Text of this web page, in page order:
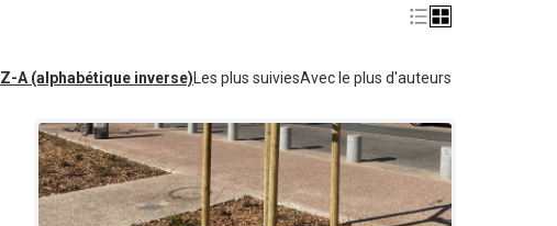
Z-A (alphabétique inverse) Les plus suiviesAvec le plus d'auteurs